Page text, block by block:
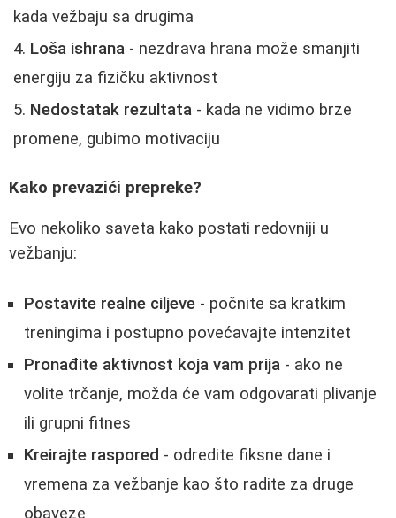
kada vežbaju sa drugima
Loša ishrana - nezdrava hrana može smanjiti
energiju za fizičku aktivnost
Nedostatak rezultata - kada ne vidimo brze
promene, gubimo motivaciju
Kako prevazići prepreke?
Evo nekoliko saveta kako postati redovniji u
vežbanju:
Postavite realne ciljeve - počnite sa kratkim
treningima i postupno povećavajte intenzitet
Pronađite aktivnost koja vam prija - ako ne
volite trčanje, možda će vam odgovarati plivanje
ili grupni fitnes
Kreirajte raspored - odredite fiksne dane i
vremena za vežbanje kao što radite za druge
obaveze